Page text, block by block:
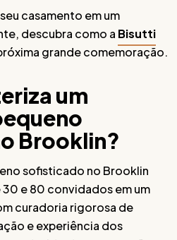
casamento em um
descubra como a Bisutti
grande comemoração.
um
Brooklin?
sofisticado no Brooklin
e 80 convidados em um
curadoria rigorosa de
e experiência dos